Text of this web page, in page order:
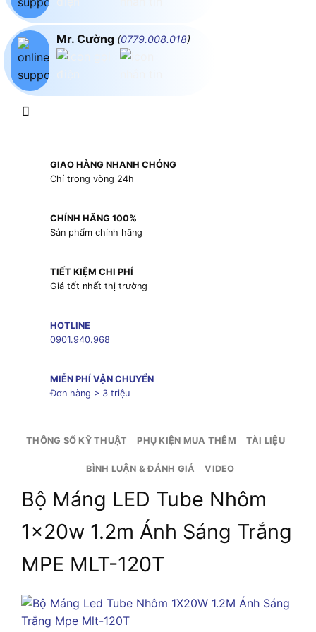
Mr. Cường (0779.008.018)
GIAO HÀNG NHANH CHÓNG
Chỉ trong vòng 24h
CHÍNH HÃNG 100%
Sản phẩm chính hãng
TIẾT KIỆM CHI PHÍ
Giá tốt nhất thị trường
HOTLINE
0901.940.968
MIỄN PHÍ VẬN CHUYỂN
Đơn hàng > 3 triệu
THÔNG SỐ KỸ THUẬT PHỤ KIỆN MUA THÊM TÀI LIỆU
BÌNH LUẬN & ĐÁNH GIÁ VIDEO
Bộ Máng LED Tube Nhôm
1x20w 1.2m Ánh Sáng Trắng
MPE MLT-120T